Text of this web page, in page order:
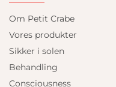
Om Petit Crabe
Vores produkter
Sikker i solen
Behandling
Consciousness